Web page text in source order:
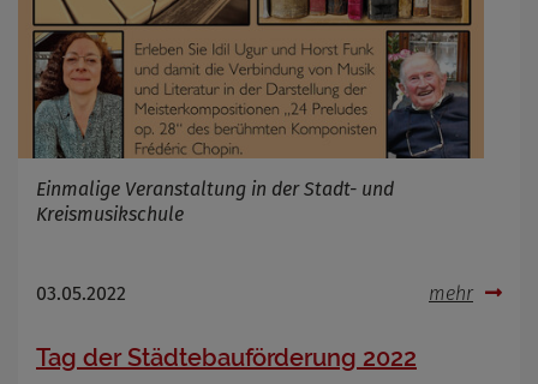
Einmalige Veranstaltung in der Stadt- und
Kreismusikschule
03.05.2022 mehr
Tag der Städtebauförderung 2022